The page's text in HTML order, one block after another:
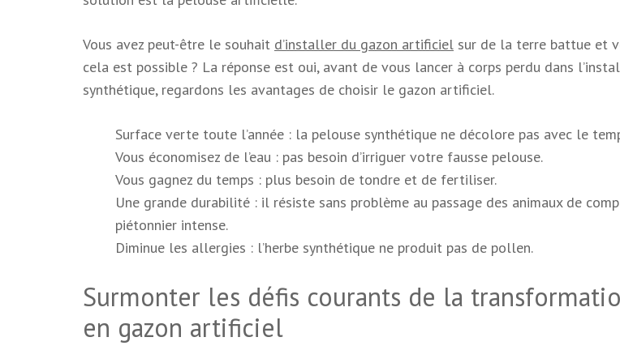
Vous avez peut-être le souhait d’installer du gazon artificiel sur de la terre battue et
cela est possible ? La réponse est oui, avant de vous lancer à corps perdu dans
synthétique, regardons les avantages de choisir le gazon artificiel.
Surface verte toute l’année : la pelouse synthétique ne décolore pas avec le
Vous économisez de l’eau : pas besoin d’irriguer votre fausse pelouse.
Vous gagnez du temps : plus besoin de tondre et de fertiliser.
Une grande durabilité : il résiste sans problème au passage des animaux de
piétonnier intense.
Diminue les allergies : l’herbe synthétique ne produit pas de pollen.
Surmonter les défis courants de la
en gazon artificiel